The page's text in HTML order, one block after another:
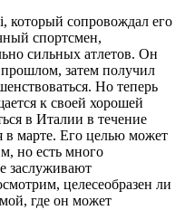
который сопровождал его
спортсмен,
сильных атлетов. Он
затем получил
Но теперь
к своей хорошей
в Италии в течение
в марте. Его целью может
но есть много
заслуживают
целесеобразен ли
где он может